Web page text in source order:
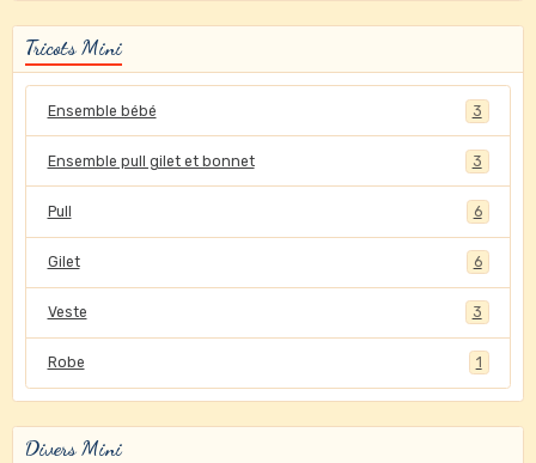
Tricots Mini
Ensemble bébé 3
Ensemble pull gilet et bonnet 3
Pull 6
Gilet 6
Veste 3
Robe 1
Divers Mini